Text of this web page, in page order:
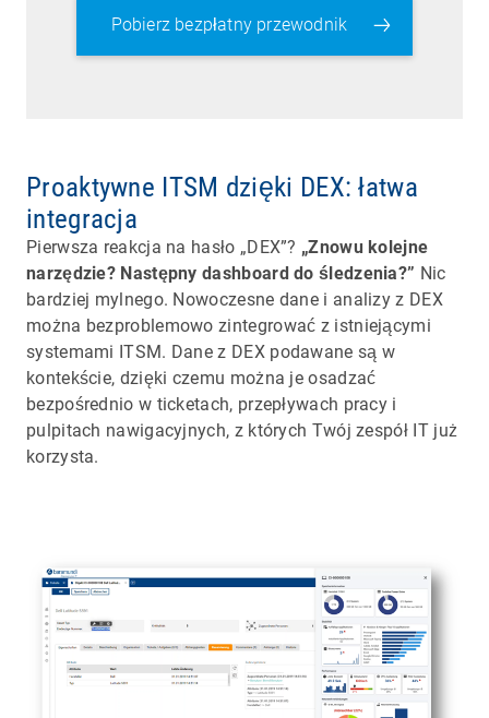
Pobierz bezpłatny przewodnik
Proaktywne ITSM dzięki DEX: łatwa
integracja
Pierwsza reakcja na hasło „DEX”? „Znowu kolejne
narzędzie? Następny dashboard do śledzenia?” Nic
bardziej mylnego. Nowoczesne dane i analizy z DEX
można bezproblemowo zintegrować z istniejącymi
systemami ITSM. Dane z DEX podawane są w
kontekście, dzięki czemu można je osadzać
bezpośrednio w ticketach, przepływach pracy i
pulpitach nawigacyjnych, z których Twój zespół IT już
korzysta.